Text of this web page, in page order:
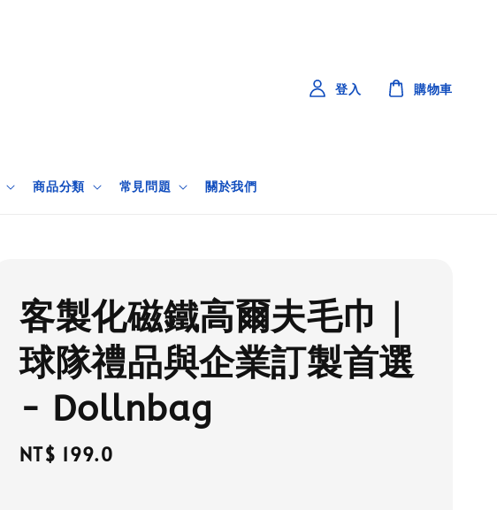
商品分類 常見問題 關於我們
登入 購物車
客製化磁鐵高爾夫毛巾｜
球隊禮品與企業訂製首選
- Dollnbag
Regular
NT$ 199.0